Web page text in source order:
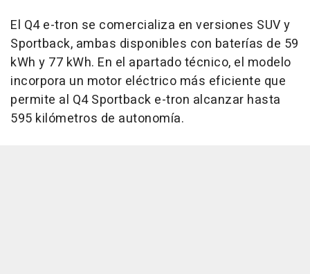
El Q4 e-tron se comercializa en versiones SUV y
Sportback, ambas disponibles con baterías de 59
kWh y 77 kWh. En el apartado técnico, el modelo
incorpora un motor eléctrico más eficiente que
permite al Q4 Sportback e-tron alcanzar hasta
595 kilómetros de autonomía.